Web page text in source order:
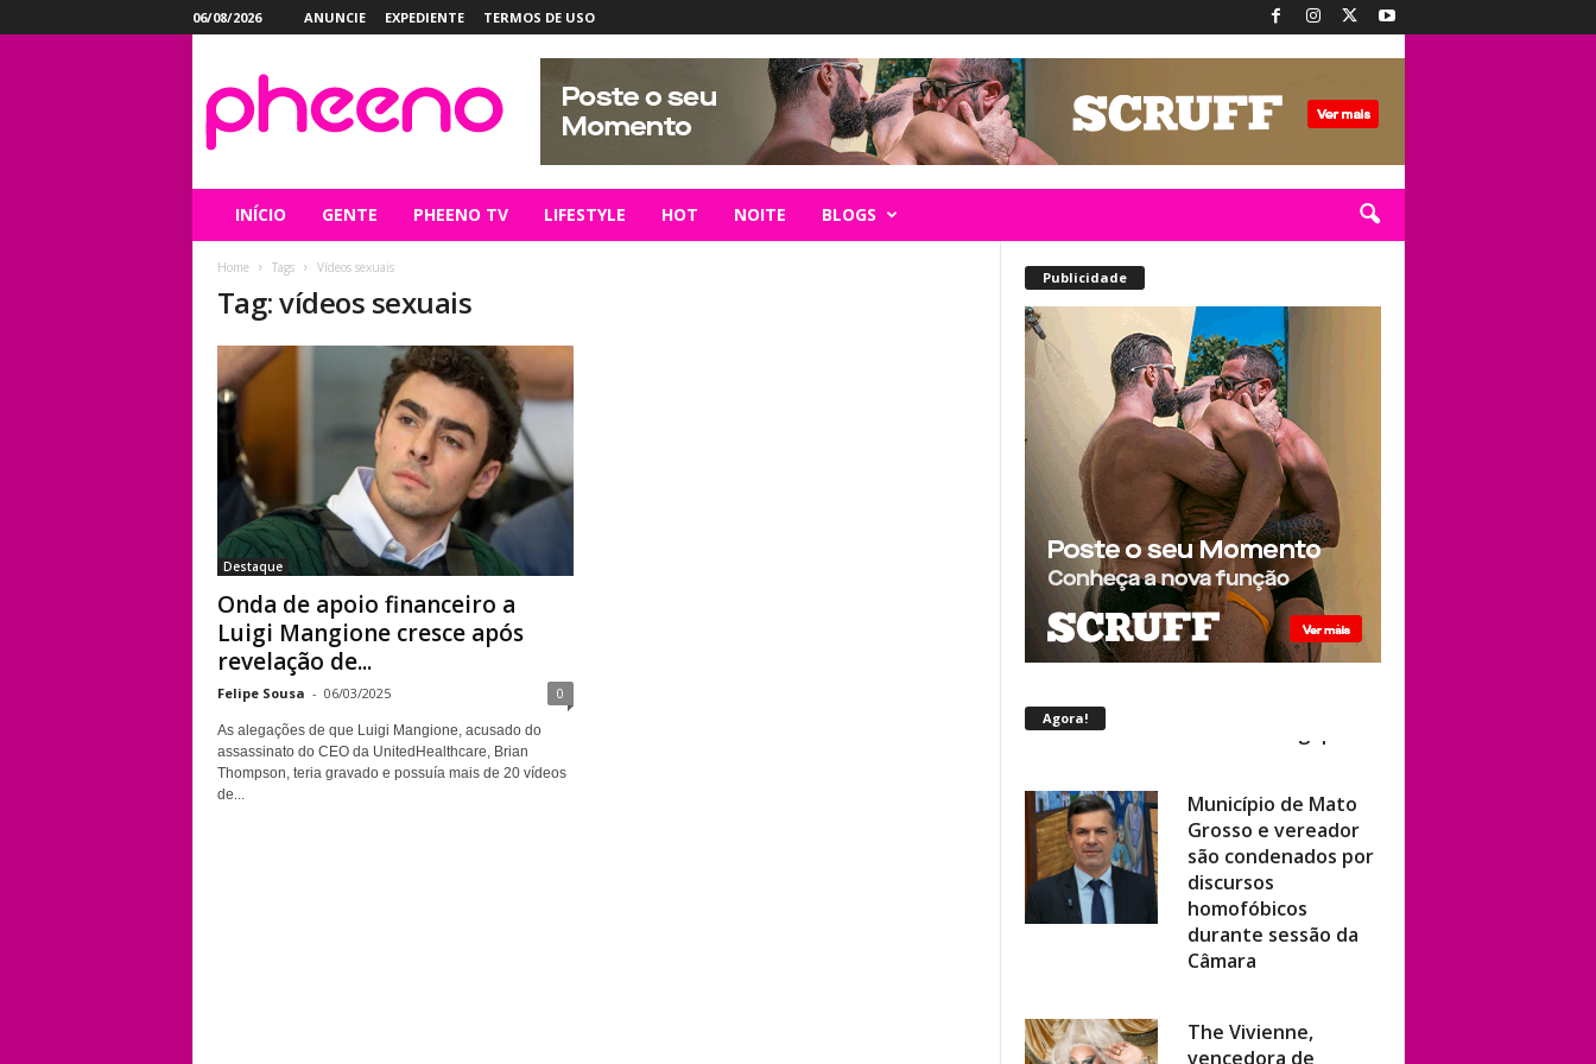
06/08/2026 ANUNCIE EXPEDIENTE TERMOS DE USO
INÍCIO GENTE PHEENO TV LIFESTYLE HOT NOITE BLOGS
Home Tags Vídeos sexuais
Tag: vídeos sexuais
Destaque
Onda de apoio financeiro a
Luigi Mangione cresce após
revelação de...
Felipe Sousa - 06/03/2025 0
As alegações de que Luigi Mangione, acusado do
assassinato do CEO da UnitedHealthcare, Brian
Thompson, teria gravado e possuía mais de 20 vídeos
de...
Publicidade
Agora!
Grosso e vereador
são condenados por
discursos
homofóbicos
durante sessão da
Câmara
vencedora de
‘RuPaul’s Drag Race